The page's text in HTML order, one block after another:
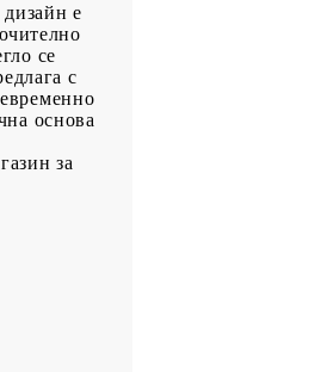
дизайн е
се
с
основа
за